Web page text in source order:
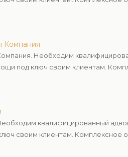
Компания
Необходим
под ключ своим клиентам.
квалифицированный
своим клиентам. Комплексное